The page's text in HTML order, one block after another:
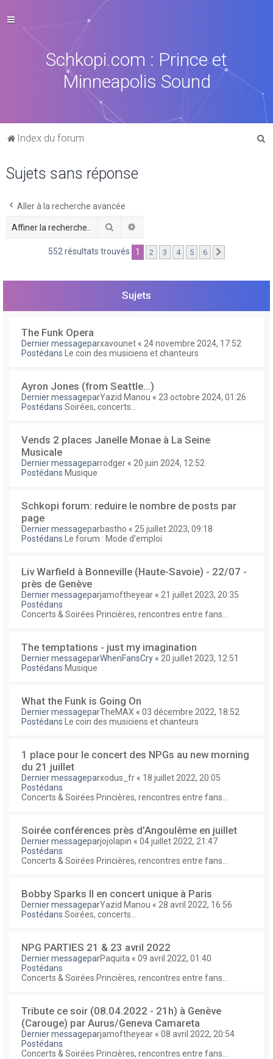
Schkopi.com : Prince et
Minneapolis Sound
Index du forum
Sujets sans réponse
Aller à la recherche avancée
Rechercher
552 résultats trouvés 1 2 3 4 5 6
Sujets
The Funk Opera
Dernier messageparxavounet « 24 novembre 2024, 17:52
Postédans
Le coin des musiciens et chanteurs
Ayron Jones (from Seattle...)
Dernier messageparYazid Manou « 23 octobre 2024, 01:26
Postédans Soirées, concerts...
Vends 2 places Janelle Monae à La Seine
Musicale
Dernier messageparrodger « 20 juin 2024, 12:52
Postédans Musique
Schkopi forum: reduire le nombre de posts par
page
Dernier messageparbastho « 25 juillet 2023, 09:18
Postédans
Le forum : Mode d'emploi
Liv Warfield à Bonneville (Haute-Savoie) - 22/07 -
près de Genève
Dernier messageparjamoftheyear « 21 juillet 2023, 20:35
Postédans
Concerts & Soirées Princières, rencontres entre fans...
The temptations - just my imagination
Dernier messageparWhenFansCry « 20 juillet 2023, 12:51
Postédans Musique
What the Funk is Going On
Dernier messageparTheMAX « 03 décembre 2022, 18:52
Postédans
Le coin des musiciens et chanteurs
1 place pour le concert des NPGs au new morning
du 21 juillet
Dernier messageparxodus_fr « 18 juillet 2022, 20:05
Postédans
Concerts & Soirées Princières, rencontres entre fans...
Soirée conférences près d’Angoulême en juillet
Dernier messageparjojolapin « 04 juillet 2022, 21:47
Postédans
Concerts & Soirées Princières, rencontres entre fans...
Bobby Sparks II en concert unique à Paris
Dernier messageparYazid Manou « 28 avril 2022, 16:56
Postédans Soirées, concerts...
NPG PARTIES 21 & 23 avril 2022
Dernier messageparPaquita « 09 avril 2022, 01:40
Postédans
Concerts & Soirées Princières, rencontres entre fans...
Tribute ce soir (08.04.2022 - 21h) à Genève
(Carouge) par Aurus/Geneva Camareta
Dernier messageparjamoftheyear « 08 avril 2022, 20:54
Postédans
Concerts & Soirées Princières, rencontres entre fans...